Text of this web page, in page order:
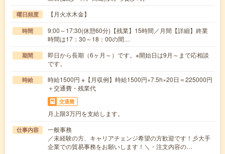
曜日頻度 【月火水木金】
時間
9:00～17:30(休憩60分)【残業】15時間／月間【詳細】終業
時間は17：30～18：00の間…
期間
即日から長期（6ヶ月～）です。※開始日は9月～まで応相談
です。
時給
時給1500円 ※【月収例】時給1500円×7.5h×20日＝225000円
＋交通費・残業代
交通費
月上限3万円を支給します。
仕事内容
一般事務
／未経験の方、キャリアチェンジ希望の方歓迎です！彡大手
企業での貿易事務をお願いします！＼・注文内容の…